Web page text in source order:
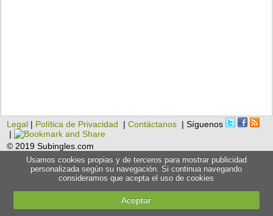
Legal | Política de Privacidad |Contáctanos | Síguenos
|
© 2019 Subingles.com
Usamos cookies propias y de terceros para mostrar publicidad
personalizada según su navegación. Si continua navegando
consideramos que acepta el uso de cookies
Aceptar